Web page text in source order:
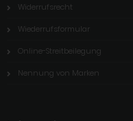
Widerrufsrecht
Wiederrufsformular
Online-Streitbeilegung
Nennung von Marken